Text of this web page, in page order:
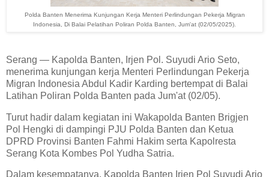
Polda Banten Menerima Kunjungan Kerja Menteri Perlindungan Pekerja Migran
Indonesia, Di Balai Pelatihan Poliran Polda Banten, Jum'at (02/05/2025).
Serang — Kapolda Banten, Irjen Pol. Suyudi Ario Seto,
menerima kunjungan kerja Menteri Perlindungan Pekerja
Migran Indonesia Abdul Kadir Karding bertempat di Balai
Latihan Poliran Polda Banten pada Jum'at (02/05).
Turut hadir dalam kegiatan ini Wakapolda Banten Brigjen
Pol Hengki di dampingi PJU Polda Banten dan Ketua
DPRD Provinsi Banten Fahmi Hakim serta Kapolresta
Serang Kota Kombes Pol Yudha Satria.
Dalam kesempatanya, Kapolda Banten Irjen Pol Suyudi Ario